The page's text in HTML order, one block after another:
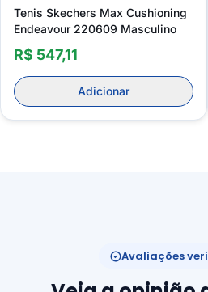
Tenis Skechers Max Cushioning
Endeavour 220609 Masculino
R$ 547,11
Adicionar
Avaliações